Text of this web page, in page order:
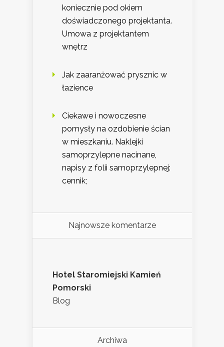
koniecznie pod okiem
doświadczonego projektanta.
Umowa z projektantem
wnętrz
Jak zaaranżować prysznic w
łazience
Ciekawe i nowoczesne
pomysły na ozdobienie ścian
w mieszkaniu. Naklejki
samoprzylepne nacinane,
napisy z folii samoprzylepnej:
cennik;
Najnowsze komentarze
Hotel Staromiejski Kamień
Pomorski
Blog
Archiwa